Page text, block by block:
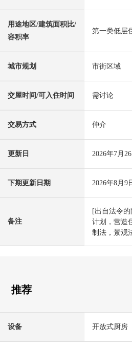
用途地区/建筑面积比/
容积率
第一类低层
城市规划 市街区域
交屋时间/可入住时间 需讨论
交易方式 仲介
更新日 2026年7月26
下期更新日期 2026年8月9
备注
[出自法令
计划，营造
制法，景观
推荐
设备 开放式厨房